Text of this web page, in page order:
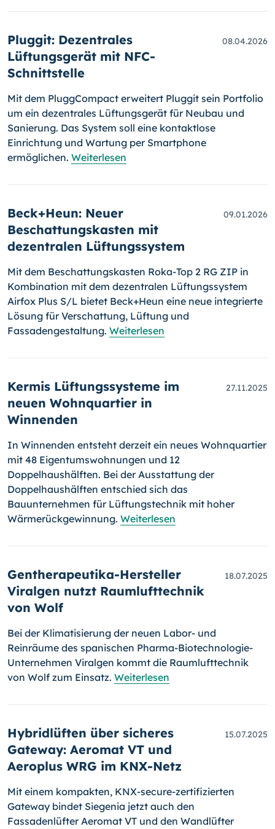
Pluggit: Dezentrales
Lüftungsgerät mit NFC-
Schnittstelle
08.04.2026
Mit dem PluggCompact erweitert Pluggit sein Portfolio
um ein dezentrales Lüftungsgerät für Neubau und
Sanierung. Das System soll eine kontaktlose
Einrichtung und Wartung per Smartphone
ermöglichen. Weiterlesen
Beck+Heun: Neuer
Beschattungskasten mit
dezentralen Lüftungssystem
09.01.2026
Mit dem Beschattungskasten Roka-Top 2 RG ZIP in
Kombination mit dem dezentralen Lüftungssystem
Airfox Plus S/L bietet Beck+Heun eine neue integrierte
Lösung für Verschattung, Lüftung und
Fassadengestaltung. Weiterlesen
Kermis Lüftungssysteme im
neuen Wohnquartier in
Winnenden
27.11.2025
In Winnenden entsteht derzeit ein neues Wohnquartier
mit 48 Eigentumswohnungen und 12
Doppelhaushälften. Bei der Ausstattung der
Doppelhaushälften entschied sich das
Bauunternehmen für Lüftungstechnik mit hoher
Wärmerückgewinnung. Weiterlesen
Gentherapeutika-Hersteller
Viralgen nutzt Raumlufttechnik
von Wolf
18.07.2025
Bei der Klimatisierung der neuen Labor- und
Reinräume des spanischen Pharma-Biotechnologie-
Unternehmen Viralgen kommt die Raumlufttechnik
von Wolf zum Einsatz. Weiterlesen
Hybridlüften über sicheres
Gateway: Aeromat VT und
Aeroplus WRG im KNX-Netz
15.07.2025
Mit einem kompakten, KNX-secure-zertifizierten
Gateway bindet Siegenia jetzt auch den
Fassadenlüfter Aeromat VT und den Wandlüfter